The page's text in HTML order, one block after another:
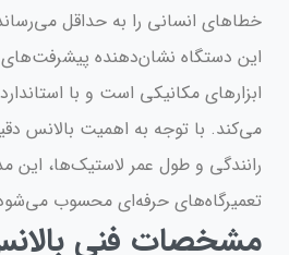
خطاهای انسانی را به حداقل
این دستگاه نشان‌دهنده
ابزارهای مکانیکی است و با
می‌کند. با توجه به اهمیت بالانس
رانندگی و طول عمر لاستیک‌ها، این
تعمیرگاه‌های حرفه‌ای محسوب
مشخصات فنی